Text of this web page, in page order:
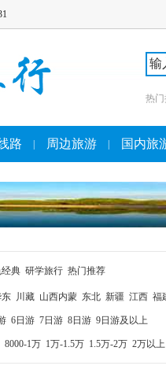
热门
路 周边旅游 国内旅
典 研学旅行 热门推荐
川藏 山西内蒙 东北 新疆 江西 福
6日游 7日游 8日游 9日游及以上
8000-1万 1万-1.5万 1.5万-2万 2万以上